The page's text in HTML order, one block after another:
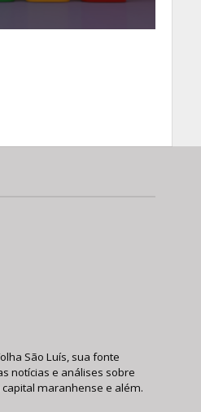
São Luís, sua fonte
notícias e análises sobre
maranhense e além.